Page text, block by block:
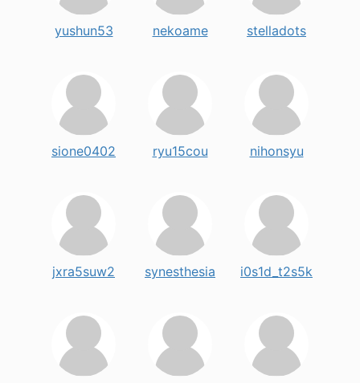
yushun53 nekoame stelladots
sione0402 ryu15cou nihonsyu
jxra5suw2 synesthesia i0s1d_t2s5k